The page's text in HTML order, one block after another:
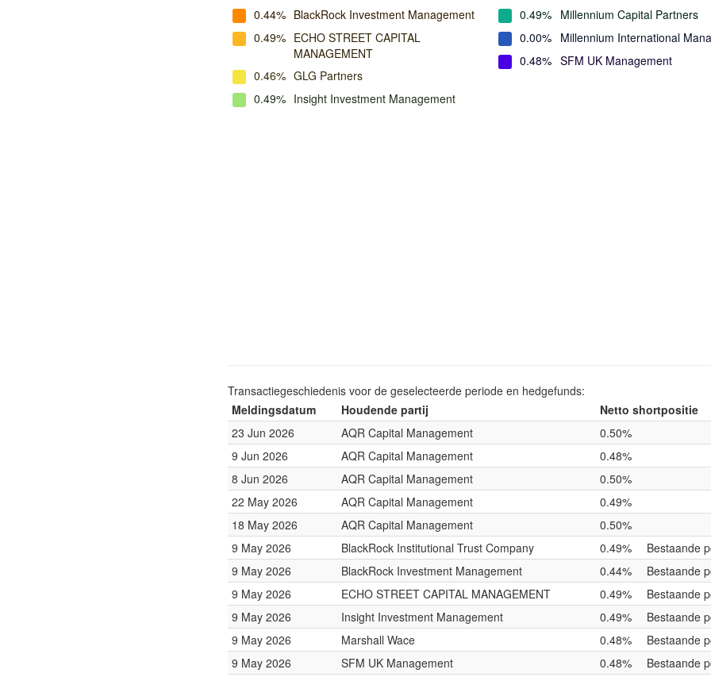
0.44% BlackRock Investment Management
0.49% ECHO STREET CAPITAL
MANAGEMENT
0.46% GLG Partners
0.49% Insight Investment Management
0.49% Millennium Capital Partners
0.00% Millennium International
0.48% SFM UK Management
Transactiegeschiedenis voor de geselecteerde periode en hedgefunds:
Meldingsdatum
Houdende partij
Netto shortpositie
23 Jun 2026
AQR Capital Management
0.50%
9 Jun 2026
AQR Capital Management
0.48%
8 Jun 2026
AQR Capital Management
0.50%
22 May 2026
AQR Capital Management
0.49%
18 May 2026
AQR Capital Management
0.50%
9 May 2026
BlackRock Institutional Trust Company 0.49%
Bestaande
9 May 2026
BlackRock Investment Management 0.44%
Bestaande
9 May 2026
ECHO STREET CAPITAL MANAGEMENT 0.49%
Bestaande
9 May 2026
Insight Investment Management 0.49%
Bestaande
9 May 2026
Marshall Wace 0.48%
Bestaande
9 May 2026
SFM UK Management 0.48% Bestaande